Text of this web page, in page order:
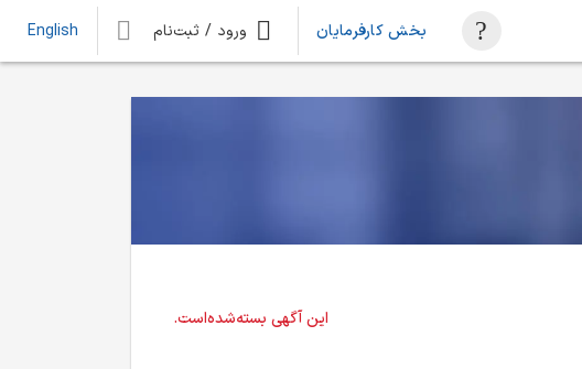
بخش کارفرمایان ورود / ثبت‌نام English
این آگهی بسته‌شده‌است.